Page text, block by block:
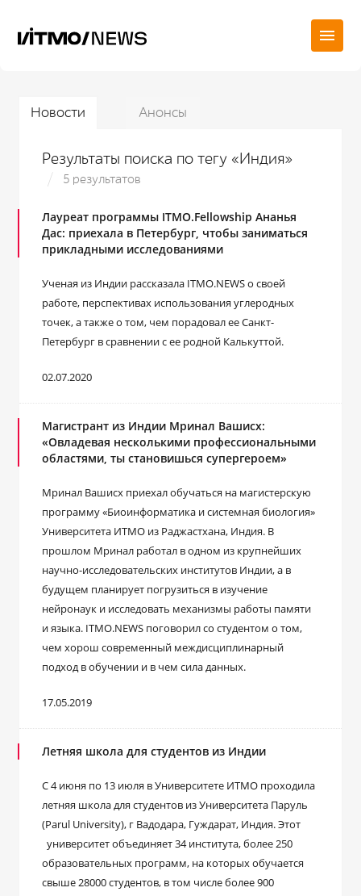
Новости Анонсы
Результаты поиска по тегу «Индия»
5 результатов
Лауреат программы ITMO.Fellowship Ананья
Дас: приехала в Петербург, чтобы заниматься
прикладными исследованиями
Ученая из Индии рассказала ITMO.NEWS о своей
работе, перспективах использования углеродных
точек, а также о том, чем порадовал ее Санкт-
Петербург в сравнении с ее родной Калькуттой.
02.07.2020
Магистрант из Индии Мринал Вашисх:
«Овладевая несколькими профессиональными
областями, ты становишься супергероем»
Мринал Вашисх приехал обучаться на магистерскую
программу «Биоинформатика и системная биология»
Университета ИТМО из Раджастхана, Индия. В
прошлом Мринал работал в одном из крупнейших
научно-исследовательских институтов Индии, а в
будущем планирует погрузиться в изучение
нейронаук и исследовать механизмы работы памяти
и языка. ITMO.NEWS поговорил со студентом о том,
чем хорош современный междисциплинарный
подход в обучении и в чем сила данных.
17.05.2019
Летняя школа для студентов из Индии
С 4 июня по 13 июля в Университете ИТМО проходила
летняя школа для студентов из Университета Паруль
(Parul University), г Вадодара, Гуждарат, Индия. Этот
университет объединяет 34 института, более 250
образовательных программ, на которых обучается
свыше 28000 студентов, в том числе более 900